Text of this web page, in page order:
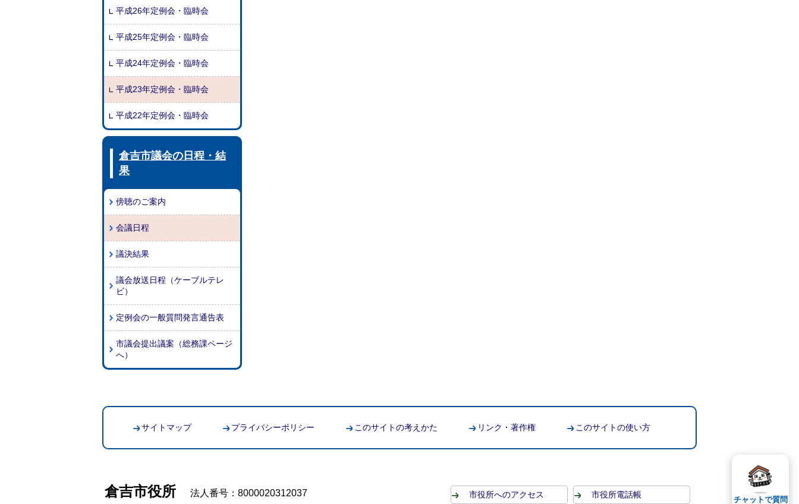
平成26年定例会・臨時会
平成25年定例会・臨時会
平成24年定例会・臨時会
平成23年定例会・臨時会
平成22年定例会・臨時会
倉吉市議会の日程・結
果
傍聴のご案内
会議日程
議決結果
議会放送日程（ケーブルテレ
ビ）
定例会の一般質問発言通告表
市議会提出議案（総務課ページ
へ）
サイトマップ プライバシーポリシー このサイトの考えかた リンク・著作権 このサイトの使い方
倉吉市役所 法人番号：8000020312037 市役所へのアクセス 市役所電話帳 チャットで質問